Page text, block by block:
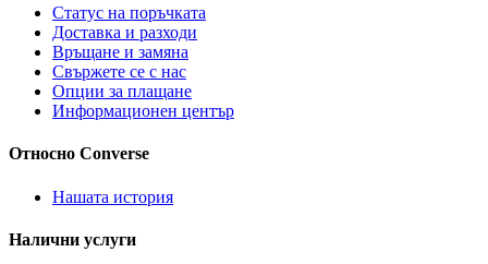
Статус на поръчката
Доставка и разходи
Връщане и замяна
Свържете се с нас
Опции за плащане
Информационен център
Относно Converse
Нашата история
Налични услуги